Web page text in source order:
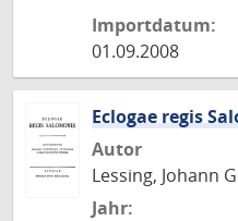
Importdatum:
01.09.2008
Eclogae regis
Autor
Lessing, Johann
Jahr: